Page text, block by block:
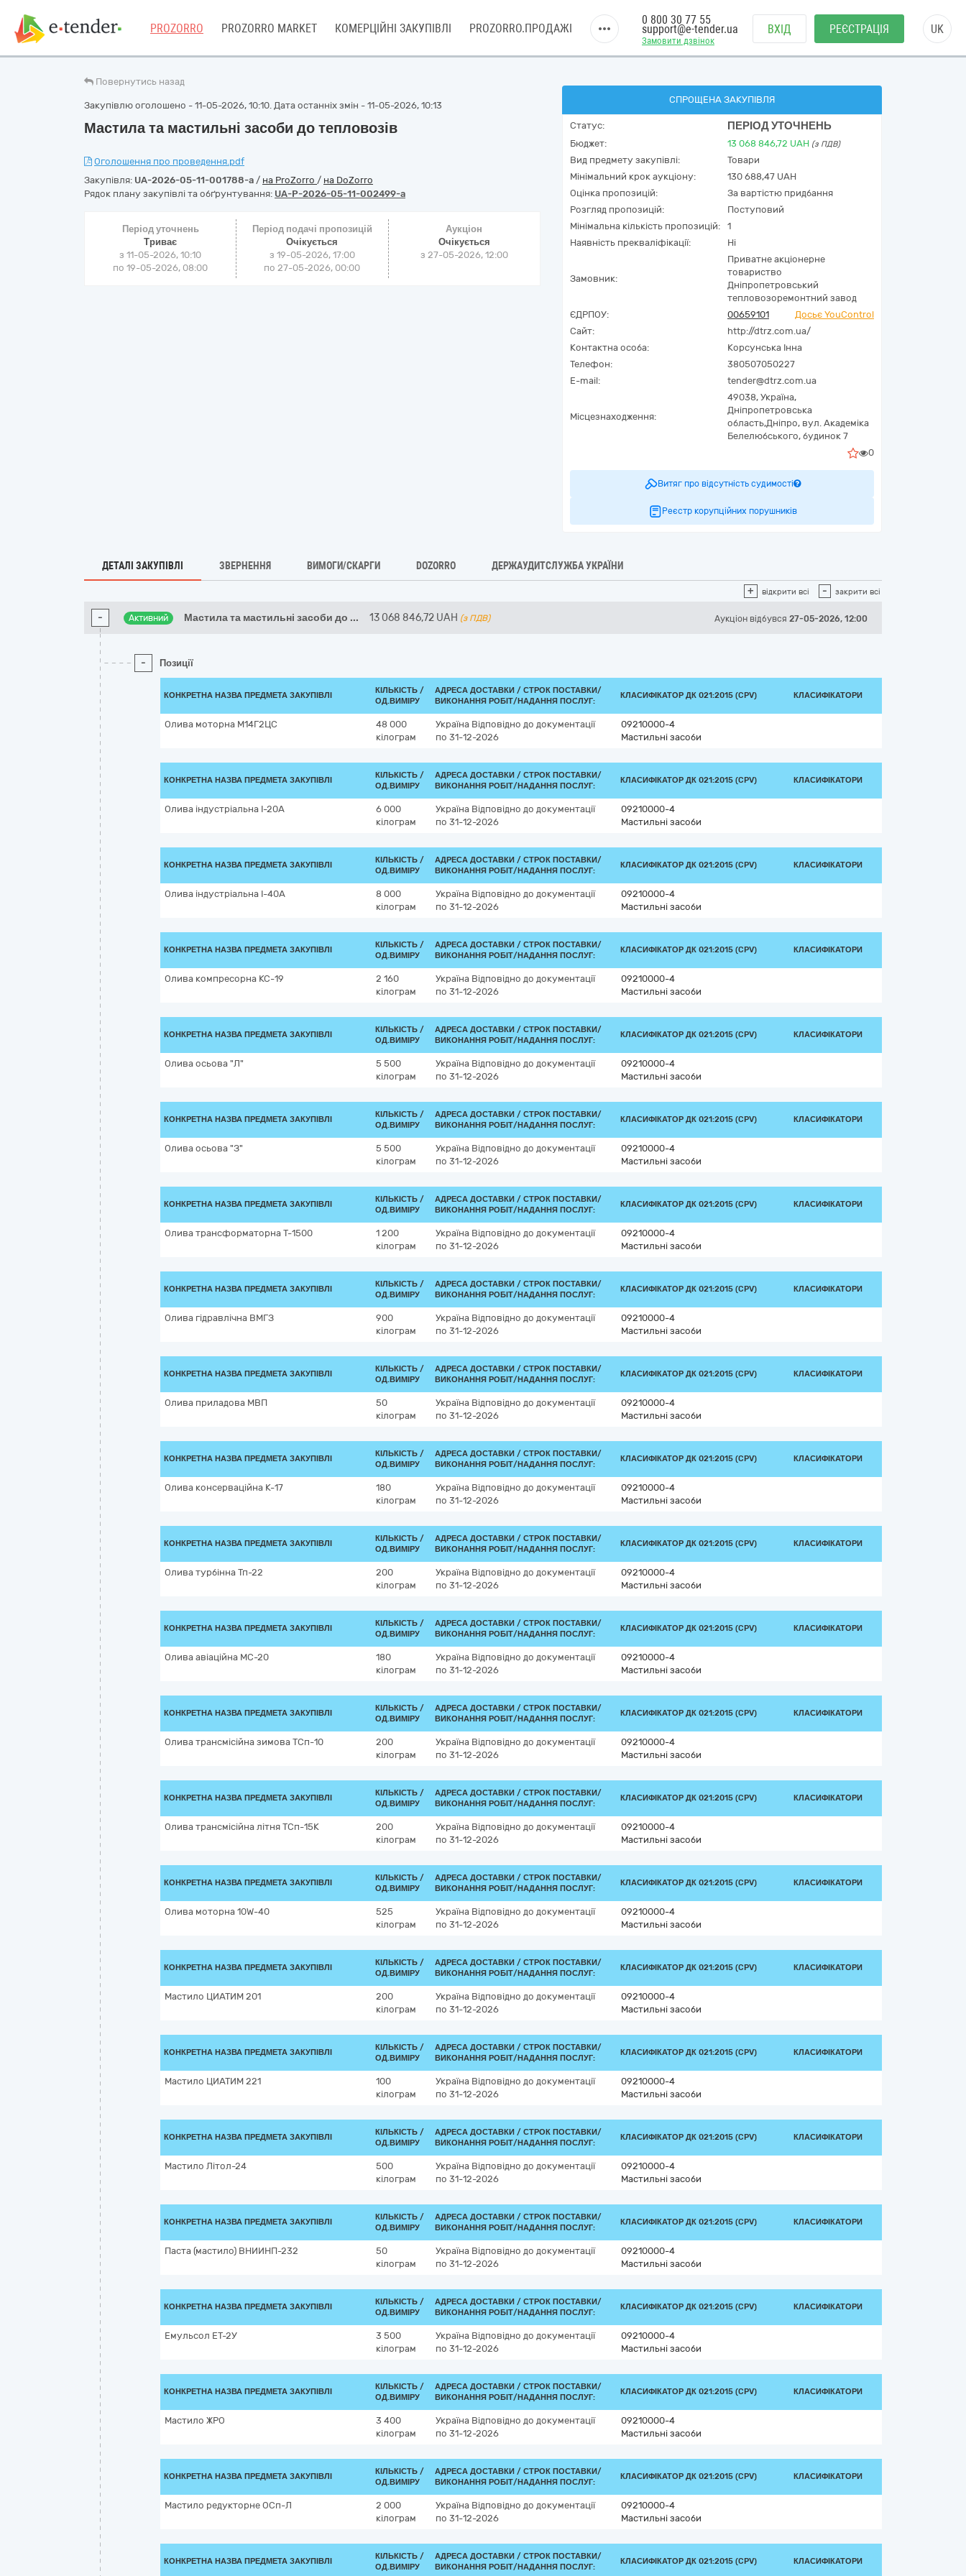
PROZORRO PROZORRO MARKET КОМЕРЦІЙНІ ЗАКУПІВЛІ PROZORRO.ПРОДАЖІ
Замовити дзвінок
0 800 30 77 55
support@e-tender.ua ВХІД РЕЄСТРАЦІЯ UK
Повернутись назад
Закупівлю оголошено - 11-05-2026, 10:10. Дата останніх змін - 11-05-2026, 10:13
Мастила та мастильні засоби до тепловозів
Оголошення про проведення.pdf
Закупівля: UA-2026-05-11-001788-a / на ProZorro / на DoZorro
Рядок плану закупівлі та обґрунтування: UA-P-2026-05-11-002499-a
Період уточнень
Триває
з 11-05-2026, 10:10
по 19-05-2026, 08:00
Період подачі пропозицій
Очікується
з 19-05-2026, 17:00
по 27-05-2026, 00:00
Аукціон
Очікується
з 27-05-2026, 12:00
СПРОЩЕНА ЗАКУПІВЛЯ
Статус: ПЕРІОД УТОЧНЕНЬ
Бюджет: 13 068 846,72 UAH (з ПДВ)
Вид предмету закупівлі:
Товари
Мінімальний крок аукціону:
130 688,47 UAH
Оцінка пропозицій:
За вартістю придбання
Розгляд пропозицій:
Поступовий
Мінімальна кількість пропозицій:
1
Наявність прекваліфікації:
Ні
Замовник:
Приватне акцiонерне
товариство
Днiпропетровський
тепловозоремонтний завод
ЄДРПОУ:
00659101
Досьє YouControl
Сайт:
http://dtrz.com.ua/
Контактна особа:
Корсунська Інна
Телефон:
380507050227
E-mail:
tender@dtrz.com.ua
Місцезнаходження:
49038, Україна,
Дніпропетровська
область,Дніпро, вул. Академіка
Белелюбського, будинок 7
0
Витяг про відсутність судимості
Реєстр корупційних порушників
ДЕТАЛІ ЗАКУПІВЛІ ЗВЕРНЕННЯ ВИМОГИ/СКАРГИ DOZORRO ДЕРЖАУДИТСЛУЖБА УКРАЇНИ
+ відкрити всі - закрити всі
- Активний Мастила та мастильні засоби до ... 13 068 846,72 UAH (з ПДВ) Аукціон відбувся 27-05-2026, 12:00
- Позиції
КОНКРЕТНА НАЗВА ПРЕДМЕТА ЗАКУПІВЛІ
КІЛЬКІСТЬ /
ОД.ВИМІРУ
АДРЕСА ДОСТАВКИ / СТРОК ПОСТАВКИ/
ВИКОНАННЯ РОБІТ/НАДАННЯ ПОСЛУГ:
КЛАСИФІКАТОР ДК 021:2015 (CPV) КЛАСИФІКАТОРИ
Олива моторна М14Г2ЦС
48 000
кілограм
Україна Відповідно до документації
по 31-12-2026
09210000-4
Мастильні засоби
КОНКРЕТНА НАЗВА ПРЕДМЕТА ЗАКУПІВЛІ
КІЛЬКІСТЬ /
ОД.ВИМІРУ
АДРЕСА ДОСТАВКИ / СТРОК ПОСТАВКИ/
ВИКОНАННЯ РОБІТ/НАДАННЯ ПОСЛУГ:
КЛАСИФІКАТОР ДК 021:2015 (CPV) КЛАСИФІКАТОРИ
Олива індустріальна І-20А
6 000
кілограм
Україна Відповідно до документації
по 31-12-2026
09210000-4
Мастильні засоби
КОНКРЕТНА НАЗВА ПРЕДМЕТА ЗАКУПІВЛІ
КІЛЬКІСТЬ /
ОД.ВИМІРУ
АДРЕСА ДОСТАВКИ / СТРОК ПОСТАВКИ/
ВИКОНАННЯ РОБІТ/НАДАННЯ ПОСЛУГ:
КЛАСИФІКАТОР ДК 021:2015 (CPV) КЛАСИФІКАТОРИ
Олива індустріальна І-40А
8 000
кілограм
Україна Відповідно до документації
по 31-12-2026
09210000-4
Мастильні засоби
КОНКРЕТНА НАЗВА ПРЕДМЕТА ЗАКУПІВЛІ
КІЛЬКІСТЬ /
ОД.ВИМІРУ
АДРЕСА ДОСТАВКИ / СТРОК ПОСТАВКИ/
ВИКОНАННЯ РОБІТ/НАДАННЯ ПОСЛУГ:
КЛАСИФІКАТОР ДК 021:2015 (CPV) КЛАСИФІКАТОРИ
Олива компресорна КС-19
2 160
кілограм
Україна Відповідно до документації
по 31-12-2026
09210000-4
Мастильні засоби
КОНКРЕТНА НАЗВА ПРЕДМЕТА ЗАКУПІВЛІ
КІЛЬКІСТЬ /
ОД.ВИМІРУ
АДРЕСА ДОСТАВКИ / СТРОК ПОСТАВКИ/
ВИКОНАННЯ РОБІТ/НАДАННЯ ПОСЛУГ:
КЛАСИФІКАТОР ДК 021:2015 (CPV) КЛАСИФІКАТОРИ
Олива осьова "Л"
5 500
кілограм
Україна Відповідно до документації
по 31-12-2026
09210000-4
Мастильні засоби
КОНКРЕТНА НАЗВА ПРЕДМЕТА ЗАКУПІВЛІ
КІЛЬКІСТЬ /
ОД.ВИМІРУ
АДРЕСА ДОСТАВКИ / СТРОК ПОСТАВКИ/
ВИКОНАННЯ РОБІТ/НАДАННЯ ПОСЛУГ:
КЛАСИФІКАТОР ДК 021:2015 (CPV) КЛАСИФІКАТОРИ
Олива осьова "З"
5 500
кілограм
Україна Відповідно до документації
по 31-12-2026
09210000-4
Мастильні засоби
КОНКРЕТНА НАЗВА ПРЕДМЕТА ЗАКУПІВЛІ
КІЛЬКІСТЬ /
ОД.ВИМІРУ
АДРЕСА ДОСТАВКИ / СТРОК ПОСТАВКИ/
ВИКОНАННЯ РОБІТ/НАДАННЯ ПОСЛУГ:
КЛАСИФІКАТОР ДК 021:2015 (CPV) КЛАСИФІКАТОРИ
Олива трансформаторна Т-1500
1 200
кілограм
Україна Відповідно до документації
по 31-12-2026
09210000-4
Мастильні засоби
КОНКРЕТНА НАЗВА ПРЕДМЕТА ЗАКУПІВЛІ
КІЛЬКІСТЬ /
ОД.ВИМІРУ
АДРЕСА ДОСТАВКИ / СТРОК ПОСТАВКИ/
ВИКОНАННЯ РОБІТ/НАДАННЯ ПОСЛУГ:
КЛАСИФІКАТОР ДК 021:2015 (CPV) КЛАСИФІКАТОРИ
Олива гідравлічна ВМГЗ
900
кілограм
Україна Відповідно до документації
по 31-12-2026
09210000-4
Мастильні засоби
КОНКРЕТНА НАЗВА ПРЕДМЕТА ЗАКУПІВЛІ
КІЛЬКІСТЬ /
ОД.ВИМІРУ
АДРЕСА ДОСТАВКИ / СТРОК ПОСТАВКИ/
ВИКОНАННЯ РОБІТ/НАДАННЯ ПОСЛУГ:
КЛАСИФІКАТОР ДК 021:2015 (CPV) КЛАСИФІКАТОРИ
Олива приладова МВП
50
кілограм
Україна Відповідно до документації
по 31-12-2026
09210000-4
Мастильні засоби
КОНКРЕТНА НАЗВА ПРЕДМЕТА ЗАКУПІВЛІ
КІЛЬКІСТЬ /
ОД.ВИМІРУ
АДРЕСА ДОСТАВКИ / СТРОК ПОСТАВКИ/
ВИКОНАННЯ РОБІТ/НАДАННЯ ПОСЛУГ:
КЛАСИФІКАТОР ДК 021:2015 (CPV) КЛАСИФІКАТОРИ
Олива консерваційна К-17
180
кілограм
Україна Відповідно до документації
по 31-12-2026
09210000-4
Мастильні засоби
КОНКРЕТНА НАЗВА ПРЕДМЕТА ЗАКУПІВЛІ
КІЛЬКІСТЬ /
ОД.ВИМІРУ
АДРЕСА ДОСТАВКИ / СТРОК ПОСТАВКИ/
ВИКОНАННЯ РОБІТ/НАДАННЯ ПОСЛУГ:
КЛАСИФІКАТОР ДК 021:2015 (CPV) КЛАСИФІКАТОРИ
Олива турбінна Тп-22
200
кілограм
Україна Відповідно до документації
по 31-12-2026
09210000-4
Мастильні засоби
КОНКРЕТНА НАЗВА ПРЕДМЕТА ЗАКУПІВЛІ
КІЛЬКІСТЬ /
ОД.ВИМІРУ
АДРЕСА ДОСТАВКИ / СТРОК ПОСТАВКИ/
ВИКОНАННЯ РОБІТ/НАДАННЯ ПОСЛУГ:
КЛАСИФІКАТОР ДК 021:2015 (CPV) КЛАСИФІКАТОРИ
Олива авіаційна МС-20
180
кілограм
Україна Відповідно до документації
по 31-12-2026
09210000-4
Мастильні засоби
КОНКРЕТНА НАЗВА ПРЕДМЕТА ЗАКУПІВЛІ
КІЛЬКІСТЬ /
ОД.ВИМІРУ
АДРЕСА ДОСТАВКИ / СТРОК ПОСТАВКИ/
ВИКОНАННЯ РОБІТ/НАДАННЯ ПОСЛУГ:
КЛАСИФІКАТОР ДК 021:2015 (CPV) КЛАСИФІКАТОРИ
Олива трансмісійна зимова ТСп-10
200
кілограм
Україна Відповідно до документації
по 31-12-2026
09210000-4
Мастильні засоби
КОНКРЕТНА НАЗВА ПРЕДМЕТА ЗАКУПІВЛІ
КІЛЬКІСТЬ /
ОД.ВИМІРУ
АДРЕСА ДОСТАВКИ / СТРОК ПОСТАВКИ/
ВИКОНАННЯ РОБІТ/НАДАННЯ ПОСЛУГ:
КЛАСИФІКАТОР ДК 021:2015 (CPV) КЛАСИФІКАТОРИ
Олива трансмісійна літня ТСп-15К
200
кілограм
Україна Відповідно до документації
по 31-12-2026
09210000-4
Мастильні засоби
КОНКРЕТНА НАЗВА ПРЕДМЕТА ЗАКУПІВЛІ
КІЛЬКІСТЬ /
ОД.ВИМІРУ
АДРЕСА ДОСТАВКИ / СТРОК ПОСТАВКИ/
ВИКОНАННЯ РОБІТ/НАДАННЯ ПОСЛУГ:
КЛАСИФІКАТОР ДК 021:2015 (CPV) КЛАСИФІКАТОРИ
Олива моторна 10W-40
525
кілограм
Україна Відповідно до документації
по 31-12-2026
09210000-4
Мастильні засоби
КОНКРЕТНА НАЗВА ПРЕДМЕТА ЗАКУПІВЛІ
КІЛЬКІСТЬ /
ОД.ВИМІРУ
АДРЕСА ДОСТАВКИ / СТРОК ПОСТАВКИ/
ВИКОНАННЯ РОБІТ/НАДАННЯ ПОСЛУГ:
КЛАСИФІКАТОР ДК 021:2015 (CPV) КЛАСИФІКАТОРИ
Мастило ЦИАТИМ 201
200
кілограм
Україна Відповідно до документації
по 31-12-2026
09210000-4
Мастильні засоби
КОНКРЕТНА НАЗВА ПРЕДМЕТА ЗАКУПІВЛІ
КІЛЬКІСТЬ /
ОД.ВИМІРУ
АДРЕСА ДОСТАВКИ / СТРОК ПОСТАВКИ/
ВИКОНАННЯ РОБІТ/НАДАННЯ ПОСЛУГ:
КЛАСИФІКАТОР ДК 021:2015 (CPV) КЛАСИФІКАТОРИ
Мастило ЦИАТИМ 221
100
кілограм
Україна Відповідно до документації
по 31-12-2026
09210000-4
Мастильні засоби
КОНКРЕТНА НАЗВА ПРЕДМЕТА ЗАКУПІВЛІ
КІЛЬКІСТЬ /
ОД.ВИМІРУ
АДРЕСА ДОСТАВКИ / СТРОК ПОСТАВКИ/
ВИКОНАННЯ РОБІТ/НАДАННЯ ПОСЛУГ:
КЛАСИФІКАТОР ДК 021:2015 (CPV) КЛАСИФІКАТОРИ
Мастило Літол-24
500
кілограм
Україна Відповідно до документації
по 31-12-2026
09210000-4
Мастильні засоби
КОНКРЕТНА НАЗВА ПРЕДМЕТА ЗАКУПІВЛІ
КІЛЬКІСТЬ /
ОД.ВИМІРУ
АДРЕСА ДОСТАВКИ / СТРОК ПОСТАВКИ/
ВИКОНАННЯ РОБІТ/НАДАННЯ ПОСЛУГ:
КЛАСИФІКАТОР ДК 021:2015 (CPV) КЛАСИФІКАТОРИ
Паста (мастило) ВНИИНП-232
50
кілограм
Україна Відповідно до документації
по 31-12-2026
09210000-4
Мастильні засоби
КОНКРЕТНА НАЗВА ПРЕДМЕТА ЗАКУПІВЛІ
КІЛЬКІСТЬ /
ОД.ВИМІРУ
АДРЕСА ДОСТАВКИ / СТРОК ПОСТАВКИ/
ВИКОНАННЯ РОБІТ/НАДАННЯ ПОСЛУГ:
КЛАСИФІКАТОР ДК 021:2015 (CPV) КЛАСИФІКАТОРИ
Емульсол ЕТ-2У
3 500
кілограм
Україна Відповідно до документації
по 31-12-2026
09210000-4
Мастильні засоби
КОНКРЕТНА НАЗВА ПРЕДМЕТА ЗАКУПІВЛІ
КІЛЬКІСТЬ /
ОД.ВИМІРУ
АДРЕСА ДОСТАВКИ / СТРОК ПОСТАВКИ/
ВИКОНАННЯ РОБІТ/НАДАННЯ ПОСЛУГ:
КЛАСИФІКАТОР ДК 021:2015 (CPV) КЛАСИФІКАТОРИ
Мастило ЖРО
3 400
кілограм
Україна Відповідно до документації
по 31-12-2026
09210000-4
Мастильні засоби
КОНКРЕТНА НАЗВА ПРЕДМЕТА ЗАКУПІВЛІ
КІЛЬКІСТЬ /
ОД.ВИМІРУ
АДРЕСА ДОСТАВКИ / СТРОК ПОСТАВКИ/
ВИКОНАННЯ РОБІТ/НАДАННЯ ПОСЛУГ:
КЛАСИФІКАТОР ДК 021:2015 (CPV) КЛАСИФІКАТОРИ
Мастило редукторне ОСп-Л
2 000
кілограм
Україна Відповідно до документації
по 31-12-2026
09210000-4
Мастильні засоби
КОНКРЕТНА НАЗВА ПРЕДМЕТА ЗАКУПІВЛІ
КІЛЬКІСТЬ /
ОД.ВИМІРУ
АДРЕСА ДОСТАВКИ / СТРОК ПОСТАВКИ/
ВИКОНАННЯ РОБІТ/НАДАННЯ ПОСЛУГ:
КЛАСИФІКАТОР ДК 021:2015 (CPV) КЛАСИФІКАТОРИ